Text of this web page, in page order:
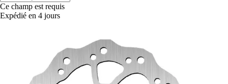
Ce champ est requis
Expédié en 4 jours